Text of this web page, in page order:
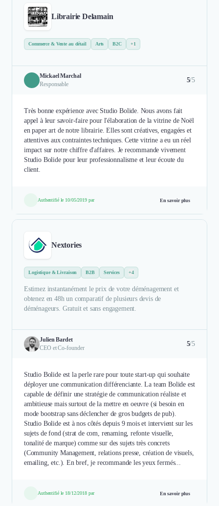
Librairie Delamain
Commerce & Vente au détail Arts B2C +1
Mickael Marchal
Responsable
5/5
Très bonne expérience avec Studio Bolide. Nous avons fait
appel à leur savoir-faire pour l'élaboration de la vitrine de Noël
en paper art de notre librairie. Elles sont créatives, engagées et
attentives aux contraintes techniques. Cette vitrine a eu un réel
impact sur notre chiffre d'affaires. Je recommande vivement
Studio Bolide pour leur professionnalisme et leur écoute du
client.
Authentifié le 10/05/2019 par En savoir plus
Nextories
Logistique & Livraison B2B Services +4
Estimez instantanément le prix de votre déménagement et
obtenez en 48h un comparatif de plusieurs devis de
déménageurs. Gratuit et sans engagement.
Julien Bardet
CEO et Co-founder
5/5
Studio Bolide est la perle rare pour toute start-up qui souhaite
déployer une communication différenciante. La team Bolide est
capable de définir une stratégie de communication réaliste et
ambitieuse mais surtout de la mettre en oeuvre (si besoin en
mode bootstrap sans déclencher de gros budgets de pub).
Studio Bolide est à nos côtés depuis 9 mois et intervient sur les
sujets de fond (strat de com, renaming, refonte visuelle,
tonalité de marque) comme sur des sujets très concrets
(Community Management, relations presse, création de visuels,
emailing, etc.). En bref, je recommande les yeux fermés...
Authentifié le 18/12/2018 par En savoir plus